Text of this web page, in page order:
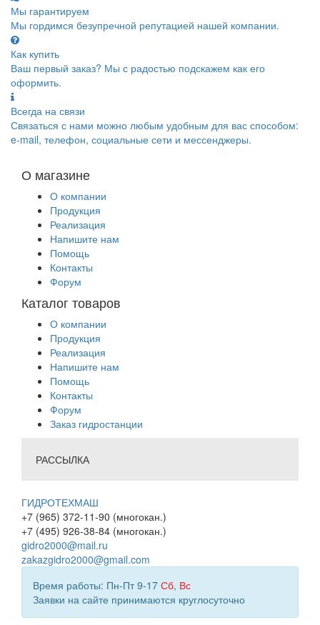
Мы гарантируем
Мы гордимся безупречной репутацией нашей компании.
Как купить
Ваш первый заказ? Мы с радостью подскажем как его
оформить.
Всегда на связи
Связаться с нами можно любым удобным для вас способом:
e-mail, телефон, социальные сети и мессенджеры.
О магазине
О компании
Продукция
Реализация
Напишите нам
Помощь
Контакты
Форум
Каталог товаров
О компании
Продукция
Реализация
Напишите нам
Помощь
Контакты
Форум
Заказ гидростанции
РАССЫЛКА
ГИДРОТЕХМАШ
+7 (965) 372-11-90 (многокан.)
+7 (495) 926-38-84 (многокан.)
gidro2000@mail.ru
zakazgidro2000@gmail.com
Время работы: Пн-Пт 9-17 Сб, Вс
Заявки на сайте принимаются круглосуточно